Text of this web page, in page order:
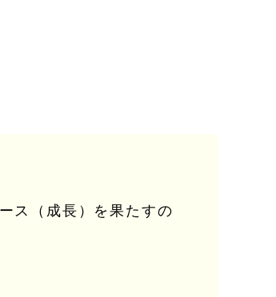
ス（成長）を果たすの